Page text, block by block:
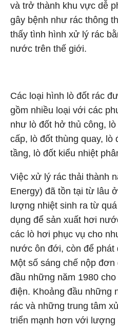
và trở thành khu vực dễ
gây bệnh như rác thông
thấy tình hình xử lý rác
nước trên thế giới.
Các loại hình lò đốt rác
gồm nhiều loại với các
như lò đốt hở thủ công,
cấp, lò đốt thùng quay, lò
tầng, lò đốt kiểu nhiệt
Việc xử lý rác thải thành
Energy) đã tồn tại từ lâu
lượng nhiệt sinh ra từ
dụng để sản xuất hơi
các lò hơi phục vụ cho
nước ôn đới, còn để phát
Một số sáng chế nộp
đầu những năm 1980
điện. Khoảng đầu những
rác và những trung tâm
triển mạnh hơn với lượng